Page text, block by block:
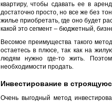
квартиру, чтобы сдавать ее в
достаточно просто, но все же без
жилье приобретать, где оно будет
какой это сегмент – бюджетный,
Весомое преимущества такого
остаетесь в плюсе, так как на
людям нужно где-то жить.
необходимости продать.
Инвестирование в
Очень выгодный метод